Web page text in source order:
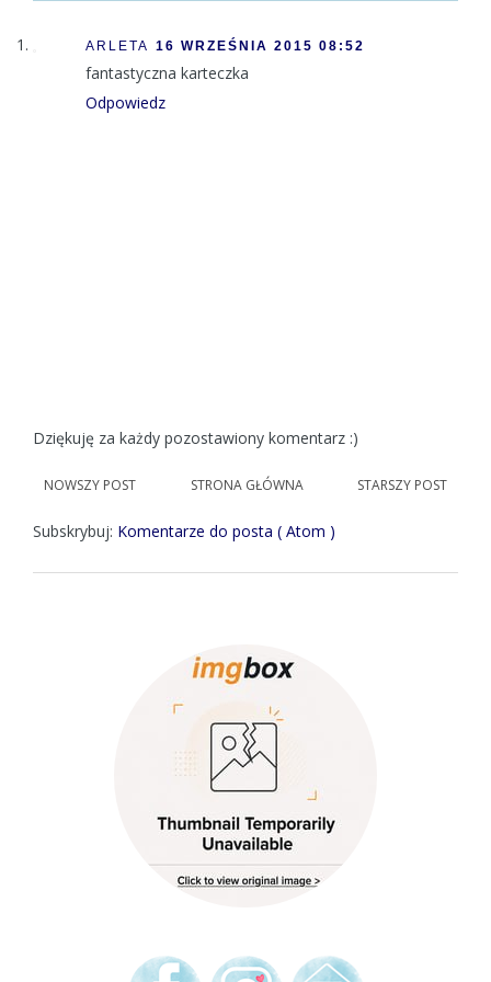
ARLETA 16 WRZEŚNIA 2015 08:52
fantastyczna karteczka
Odpowiedz
Dziękuję za każdy pozostawiony komentarz :)
NOWSZY POST STARSZY POST
STRONA GŁÓWNA
Subskrybuj: Komentarze do posta ( Atom )